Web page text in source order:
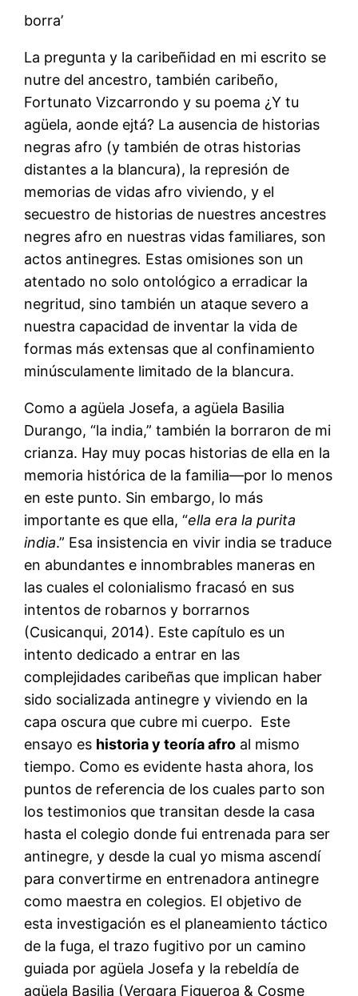
borra’
La pregunta y la caribeñidad en mi escrito se
nutre del ancestro, también caribeño,
Fortunato Vizcarrondo y su poema ¿Y tu
agüela, aonde ejtá? La ausencia de historias
negras afro (y también de otras historias
distantes a la blancura), la represión de
memorias de vidas afro viviendo, y el
secuestro de historias de nuestres ancestres
negres afro en nuestras vidas familiares, son
actos antinegres. Estas omisiones son un
atentado no solo ontológico a erradicar la
negritud, sino también un ataque severo a
nuestra capacidad de inventar la vida de
formas más extensas que al confinamiento
minúsculamente limitado de la blancura.
Como a agüela Josefa, a agüela Basilia
Durango, “la india,” también la borraron de mi
crianza. Hay muy pocas historias de ella en la
memoria histórica de la familia—por lo menos
en este punto. Sin embargo, lo más
importante es que ella, “ella era la purita
india.” Esa insistencia en vivir india se traduce
en abundantes e innombrables maneras en
las cuales el colonialismo fracasó en sus
intentos de robarnos y borrarnos
(Cusicanqui, 2014). Este capítulo es un
intento dedicado a entrar en las
complejidades caribeñas que implican haber
sido socializada antinegre y viviendo en la
capa oscura que cubre mi cuerpo. Este
ensayo es historia y teoría afro al mismo
tiempo. Como es evidente hasta ahora, los
puntos de referencia de los cuales parto son
los testimonios que transitan desde la casa
hasta el colegio donde fui entrenada para ser
antinegre, y desde la cual yo misma ascendí
para convertirme en entrenadora antinegre
como maestra en colegios. El objetivo de
esta investigación es el planeamiento táctico
de la fuga, el trazo fugitivo por un camino
guiada por agüela Josefa y la rebeldía de
agüela Basilia (Vergara Figueroa & Cosme